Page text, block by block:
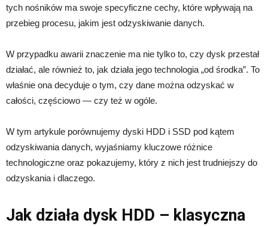
tych nośników ma swoje specyficzne cechy, które wpływają na
przebieg procesu, jakim jest odzyskiwanie danych.
W przypadku awarii znaczenie ma nie tylko to, czy dysk przestał
działać, ale również to, jak działa jego technologia „od środka”. To
właśnie ona decyduje o tym, czy dane można odzyskać w
całości, częściowo — czy też w ogóle.
W tym artykule porównujemy dyski HDD i SSD pod kątem
odzyskiwania danych, wyjaśniamy kluczowe różnice
technologiczne oraz pokazujemy, który z nich jest trudniejszy do
odzyskania i dlaczego.
Jak działa dysk HDD – klasyczna